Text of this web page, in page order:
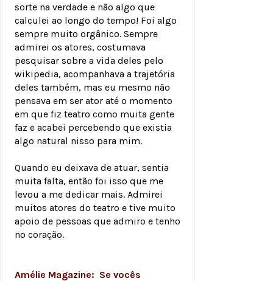
sorte na verdade e não algo que
calculei ao longo do tempo! Foi algo
sempre muito orgânico. Sempre
admirei os atores, costumava
pesquisar sobre a vida deles pelo
wikipedia, acompanhava a trajetória
deles também, mas eu mesmo não
pensava em ser ator até o momento
em que fiz teatro como muita gente
faz e acabei percebendo que existia
algo natural nisso para mim.
Quando eu deixava de atuar, sentia
muita falta, então foi isso que me
levou a me dedicar mais. Admirei
muitos atores do teatro e tive muito
apoio de pessoas que admiro e tenho
no coração.
Amélie Magazine: Se vocês